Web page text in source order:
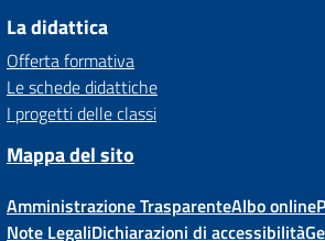
La didattica
Offerta formativa
Le schede didattiche
I progetti delle classi
Mappa del sito
Amministrazione TrasparenteAlbo online
Note LegaliDichiarazioni di accessibilità